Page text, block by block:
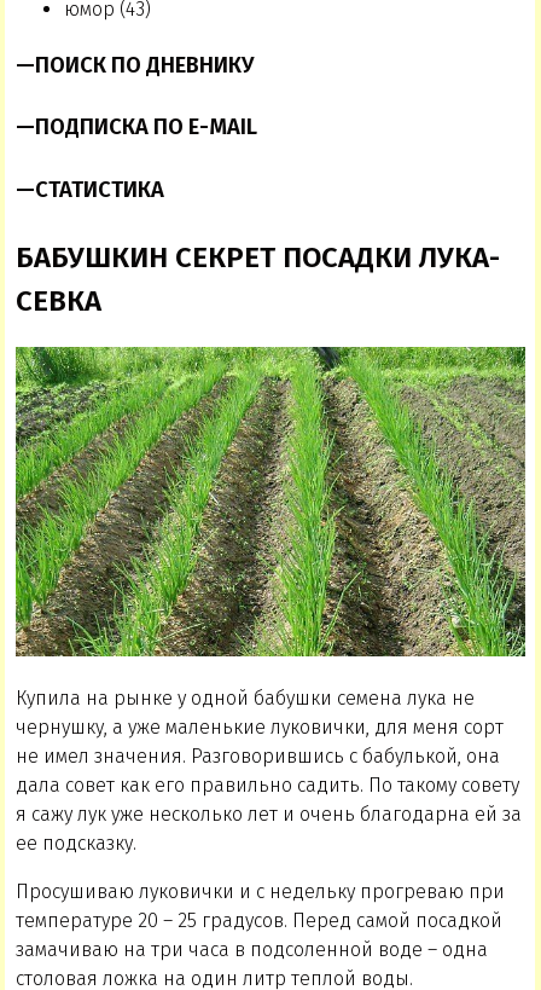
юмор (43)
—ПОИСК ПО ДНЕВНИКУ
—ПОДПИСКА ПО E-MAIL
—СТАТИСТИКА
БАБУШКИН СЕКРЕТ ПОСАДКИ ЛУКА-
СЕВКА
Купила на рынке у одной бабушки семена лука не
чернушку, а уже маленькие луковички, для меня сорт
не имел значения. Разговорившись с бабулькой, она
дала совет как его правильно садить. По такому совету
я сажу лук уже несколько лет и очень благодарна ей за
ее подсказку.
Просушиваю луковички и с недельку прогреваю при
температуре 20 – 25 градусов. Перед самой посадкой
замачиваю на три часа в подсоленной воде – одна
столовая ложка на один литр теплой воды.